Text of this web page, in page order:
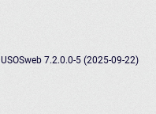
USOSweb 7.2.0.0-5 (2025-09-22)